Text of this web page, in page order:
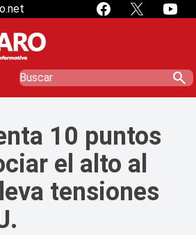
search
10 puntos
el alto al
tensiones